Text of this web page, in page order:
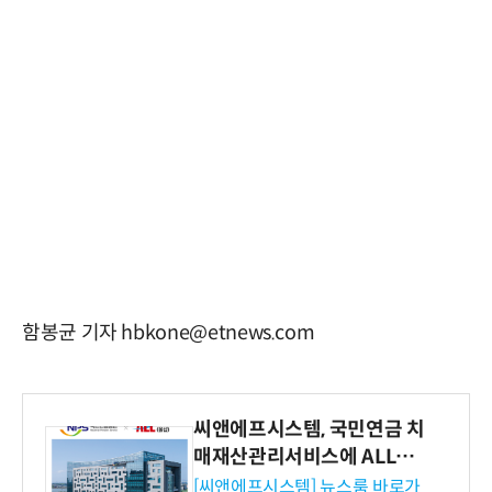
함봉균 기자 hbkone@etnews.com
씨앤에프시스템, 국민연금 치
매재산관리서비스에 ALL# E
RP 공급